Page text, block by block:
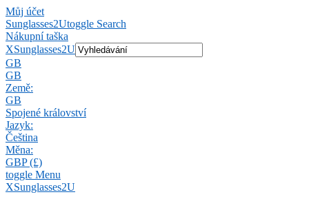
Můj účet
Sunglasses2Utoggle Search
Nákupní taška
XSunglasses2U
GB
GB
Země:
GB
Spojené království
Jazyk:
Čeština
Měna:
GBP (£)
toggle Menu
XSunglasses2U